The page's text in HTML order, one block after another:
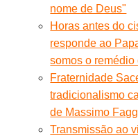
nome de Deus"
Horas antes do
responde ao
somos o
Fraternidade
tradicionalismo
de Massimo
Transmissão ao